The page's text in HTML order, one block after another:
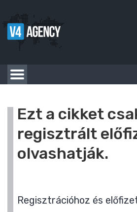
Ezt a cikket
regisztrált
olvashatják.
Regisztrációhoz és